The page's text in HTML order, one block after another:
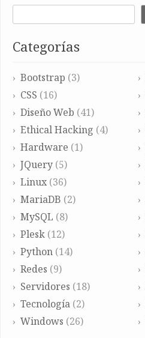
Categorías
Bootstrap (3)
CSS (16)
Diseño Web (41)
Ethical Hacking (4)
Hardware (1)
JQuery (5)
Linux (36)
MariaDB (2)
MySQL (8)
Plesk (12)
Python (14)
Redes (9)
Servidores (18)
Tecnología (2)
Windows (26)